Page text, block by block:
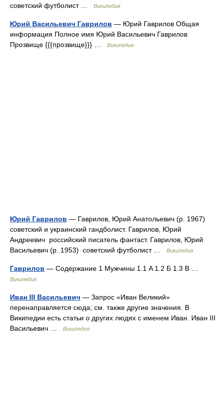
советский футболист …
Википедия
Юрий Васильевич Гаврилов — Юрий Гаврилов Общая
информация Полное имя Юрий Васильевич Гаврилов
Прозвище {{{прозвище}}} …
Википедия
Юрий Гаврилов — Гаврилов, Юрий Анатольевич (р. 1967)
советский и украинский гандболист. Гаврилов, Юрий
Андреевич российский писатель фантаст. Гаврилов, Юрий
Васильевич (р. 1953) советский футболист …
Википедия
Гаврилов — Содержание 1 Мужчины 1.1 A 1.2 Б 1.3 В …
Википедия
Иван III Васильевич — Запрос «Иван Великий»
перенаправляется сюда; см. также другие значения. В
Википедии есть статьи о других людях с именем Иван. Иван III
Васильевич …
Википедия